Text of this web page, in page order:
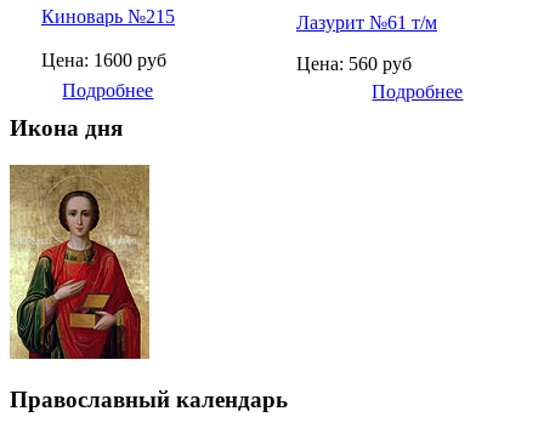
Киноварь №215
Цена: 1600 руб
Подробнее
Лазурит №61 т/м
Цена: 560 руб
Подробнее
Икона дня
Православный календарь